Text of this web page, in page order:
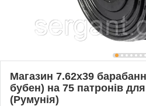
Магазин 7.62х39
бубен) на 75 патронів
(Румунія)